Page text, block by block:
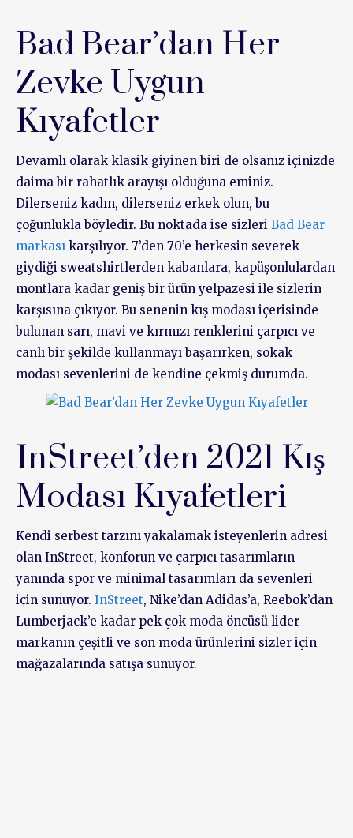
Bad Bear’dan Her
Zevke Uygun
Kıyafetler
Devamlı olarak klasik giyinen biri de olsanız içinizde
daima bir rahatlık arayışı olduğuna eminiz.
Dilerseniz kadın, dilerseniz erkek olun, bu
çoğunlukla böyledir. Bu noktada ise sizleri Bad Bear
markası karşılıyor. 7’den 70’e herkesin severek
giydiği sweatshirtlerden kabanlara, kapüşonlulardan
montlara kadar geniş bir ürün yelpazesi ile sizlerin
karşısına çıkıyor. Bu senenin kış modası içerisinde
bulunan sarı, mavi ve kırmızı renklerini çarpıcı ve
canlı bir şekilde kullanmayı başarırken, sokak
modası sevenlerini de kendine çekmiş durumda.
InStreet’den 2021 Kış
Modası Kıyafetleri
Kendi serbest tarzını yakalamak isteyenlerin adresi
olan InStreet, konforun ve çarpıcı tasarımların
yanında spor ve minimal tasarımları da sevenleri
için sunuyor. InStreet, Nike’dan Adidas’a, Reebok’dan
Lumberjack’e kadar pek çok moda öncüsü lider
markanın çeşitli ve son moda ürünlerini sizler için
mağazalarında satışa sunuyor.